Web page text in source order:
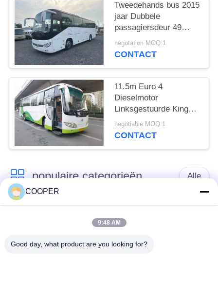
Tweedehands bus 2015
jaar Dubbele
passagiersdeur 49
zitplaatsen Goed
airconditioning
negotation MOQ:1
CONTACT
11.5m Euro 4
Dieselmotor
Linksgestuurde King
Long 51-seater grote
gebruikte
negotiable MOQ:1
CONTACT
populaire categorieën Alle
Gebruikte
Bussen
COOPER
9:48 AM
Good day, what product are you looking for?